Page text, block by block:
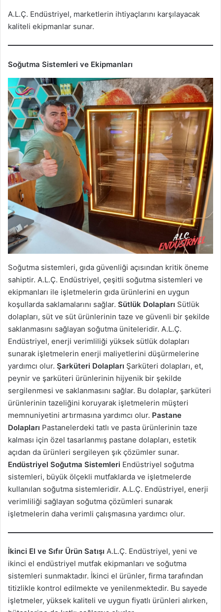
A.L.Ç. Endüstriyel, marketlerin ihtiyaçlarını karşılayacak
kaliteli ekipmanlar sunar.
Soğutma Sistemleri ve Ekipmanları
Soğutma sistemleri, gıda güvenliği açısından kritik öneme
sahiptir. A.L.Ç. Endüstriyel, çeşitli soğutma sistemleri ve
ekipmanları ile işletmelerin gıda ürünlerini en uygun
koşullarda saklamalarını sağlar. Sütlük Dolapları Sütlük
dolapları, süt ve süt ürünlerinin taze ve güvenli bir şekilde
saklanmasını sağlayan soğutma üniteleridir. A.L.Ç.
Endüstriyel, enerji verimliliği yüksek sütlük dolapları
sunarak işletmelerin enerji maliyetlerini düşürmelerine
yardımcı olur. Şarküteri Dolapları Şarküteri dolapları, et,
peynir ve şarküteri ürünlerinin hijyenik bir şekilde
sergilenmesi ve saklanmasını sağlar. Bu dolaplar, şarküteri
ürünlerinin tazeliğini koruyarak işletmelerin müşteri
memnuniyetini artırmasına yardımcı olur. Pastane
Dolapları Pastanelerdeki tatlı ve pasta ürünlerinin taze
kalması için özel tasarlanmış pastane dolapları, estetik
açıdan da ürünleri sergileyen şık çözümler sunar.
Endüstriyel Soğutma Sistemleri Endüstriyel soğutma
sistemleri, büyük ölçekli mutfaklarda ve işletmelerde
kullanılan soğutma sistemleridir. A.L.Ç. Endüstriyel, enerji
verimliliği sağlayan soğutma çözümleri sunarak
işletmelerin daha verimli çalışmasına yardımcı olur.
İkinci El ve Sıfır Ürün Satışı A.L.Ç. Endüstriyel, yeni ve
ikinci el endüstriyel mutfak ekipmanları ve soğutma
sistemleri sunmaktadır. İkinci el ürünler, firma tarafından
titizlikle kontrol edilmekte ve yenilenmektedir. Bu sayede
işletmeler, yüksek kaliteli ve uygun fiyatlı ürünleri alırken,